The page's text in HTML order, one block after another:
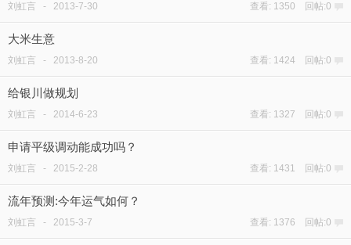
刘虹言 - 2013-7-30 查看: 1350 回帖:0
大米生意
刘虹言 - 2013-8-20 查看: 1424 回帖:0
给银川做规划
刘虹言 - 2014-6-23 查看: 1327 回帖:0
申请平级调动能成功吗？
刘虹言 - 2015-2-28 查看: 1431 回帖:0
流年预测:今年运气如何？
刘虹言 - 2015-3-7 查看: 1376 回帖:0